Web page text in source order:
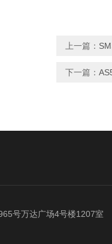
上一篇：
下一篇：
号万达广场4号楼1207室